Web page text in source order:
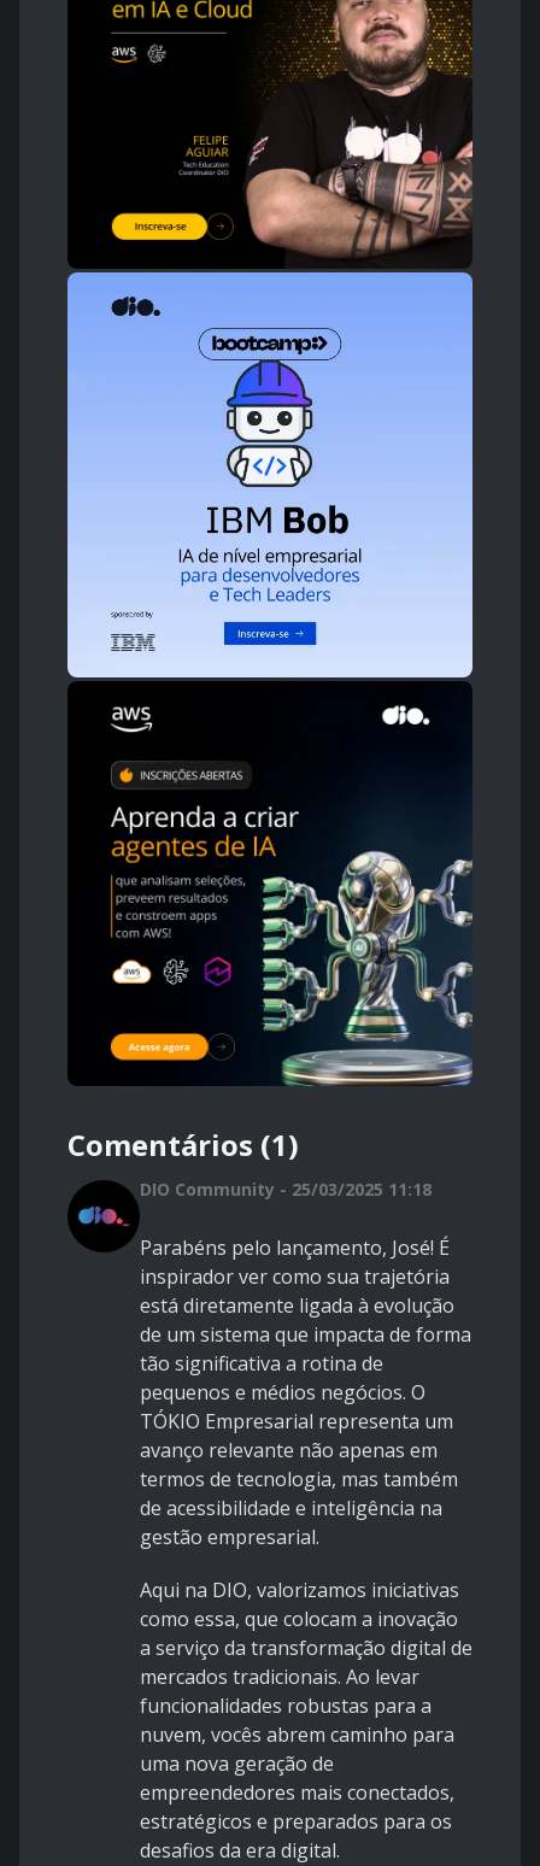
Comentários (1)
DIO Community - 25/03/2025 11:18
Parabéns pelo lançamento, José! É
inspirador ver como sua trajetória
está diretamente ligada à evolução
de um sistema que impacta de forma
tão significativa a rotina de
pequenos e médios negócios. O
TÓKIO Empresarial representa um
avanço relevante não apenas em
termos de tecnologia, mas também
de acessibilidade e inteligência na
gestão empresarial.
Aqui na DIO, valorizamos iniciativas
como essa, que colocam a inovação
a serviço da transformação digital de
mercados tradicionais. Ao levar
funcionalidades robustas para a
nuvem, vocês abrem caminho para
uma nova geração de
empreendedores mais conectados,
estratégicos e preparados para os
desafios da era digital.